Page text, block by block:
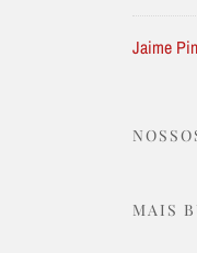
Jaime
MAIS